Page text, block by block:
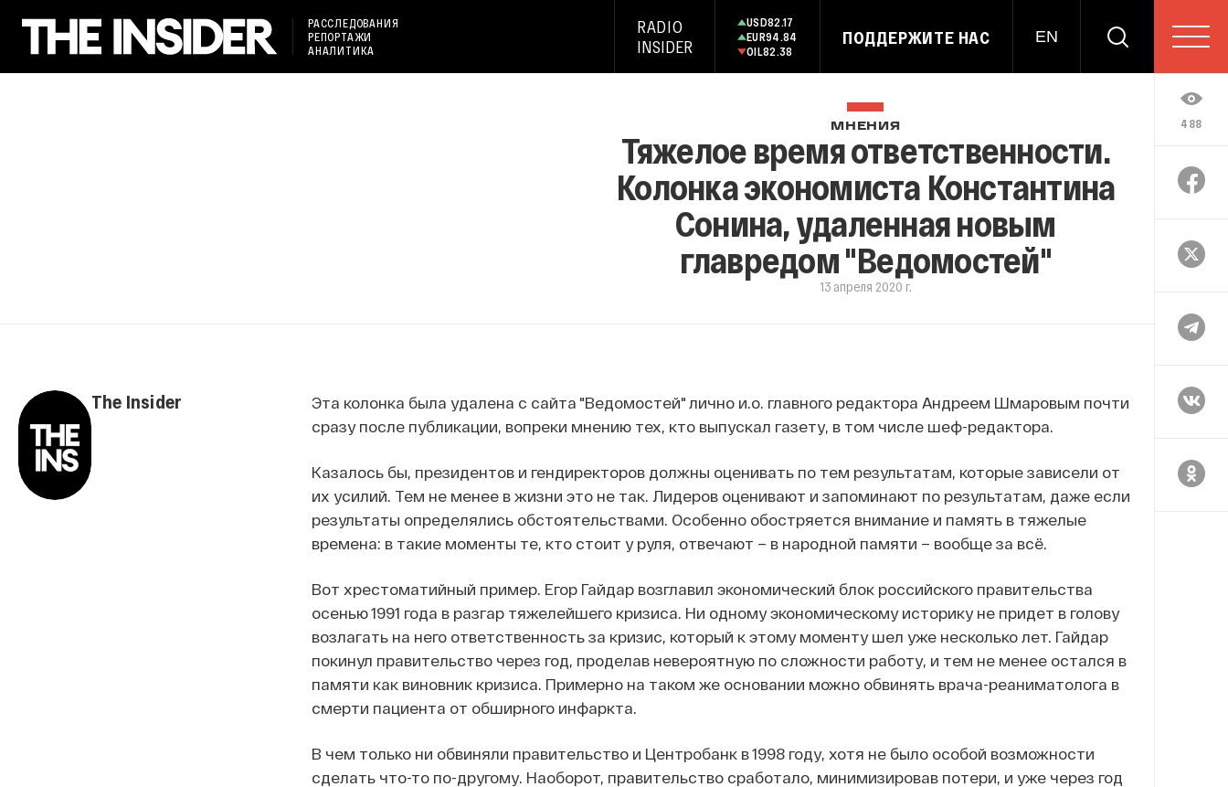
РАССЛЕДОВАНИЯ
РЕПОРТАЖИ
АНАЛИТИКА
RADIO
INSIDER
USD82.17
EUR94.84
OIL82.38
ПОДДЕРЖИТЕ НАС EN
488
МНЕНИЯ
Тяжелое время ответственности.
Колонка экономиста Константина
Сонина, удаленная новым
главредом "Ведомостей"
13 апреля 2020 г.
The Insider
Эта колонка была удалена с сайта "Ведомостей" лично и.о. главного редактора Андреем Шмаровым почти
сразу после публикации, вопреки мнению тех, кто выпускал газету, в том числе шеф-редактора.
Казалось бы, президентов и гендиректоров должны оценивать по тем результатам, которые зависели от
их усилий. Тем не менее в жизни это не так. Лидеров оценивают и запоминают по результатам, даже если
результаты определялись обстоятельствами. Особенно обостряется внимание и память в тяжелые
времена: в такие моменты те, кто стоит у руля, отвечают – в народной памяти – вообще за всё.
Вот хрестоматийный пример. Егор Гайдар возглавил экономический блок российского правительства
осенью 1991 года в разгар тяжелейшего кризиса. Ни одному экономическому историку не придет в голову
возлагать на него ответственность за кризис, который к этому моменту шел уже несколько лет. Гайдар
покинул правительство через год, проделав невероятную по сложности работу, и тем не менее остался в
памяти как виновник кризиса. Примерно на таком же основании можно обвинять врача-реаниматолога в
смерти пациента от обширного инфаркта.
В чем только ни обвиняли правительство и Центробанк в 1998 году, хотя не было особой возможности
сделать что-то по-другому. Наоборот, правительство сработало, минимизировав потери, и уже через год